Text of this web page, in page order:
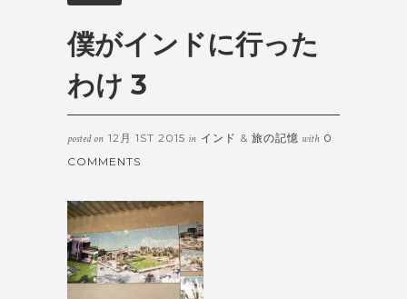
僕がインドに行った
わけ 3
posted on 12月 1ST 2015 in インド & 旅の記憶 with 0
COMMENTS